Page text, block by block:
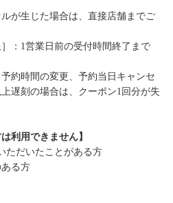
が生じた場合は、直接店舗までご
：1営業日前の受付時間終了まで
約時間の変更、予約当日キャンセ
遅刻の場合は、クーポン1回分が失
利用できません】
ただいたことがある方
ある方